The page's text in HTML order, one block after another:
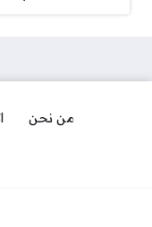
من نحن